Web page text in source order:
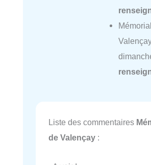
Liste des commentaires
de Valençay :